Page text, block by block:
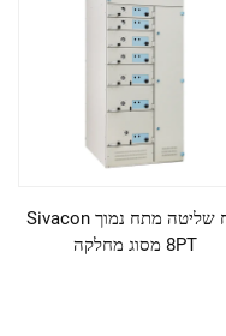
לוח שליטה מתח נמוך Sivacon
8PT מסוג מחלקה